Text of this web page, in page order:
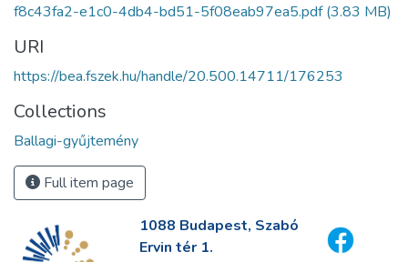
f8c43fa2-e1c0-4db4-bd51-5f08eab97ea5.pdf(3.83 MB)
URI
https://bea.fszek.hu/handle/20.500.14711/176253
Collections
Ballagi-gyűjtemény
Full item page
1088 Budapest, Szabó
Ervin tér 1.